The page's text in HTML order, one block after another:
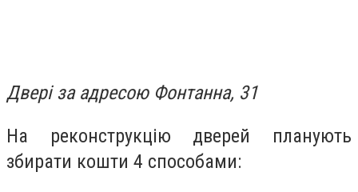
Двері за адресою Фонтанна, 31
На реконструкцію дверей планують
збирати кошти 4 способами: